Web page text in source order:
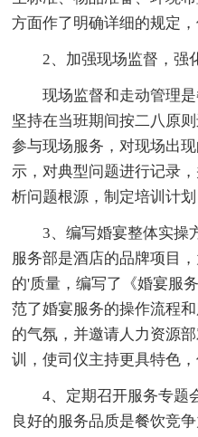
方面作了明确详细的规定
2、加强现场监督，强
现场监督和走动管理
坚持在当班期间按二八原
参与现场服务，对现场出
示，对典型问题进行记录
析问题根源，制定培训计划
3、编写婚宴整体实操
服务部是酒店的品牌项目
的'质量，编写了《婚宴服
范了婚宴服务的操作流程
的气氛，并邀请人力资源
训，使司仪主持更具特色
4、定期召开服务专题
良好的服务品质是餐饮竞